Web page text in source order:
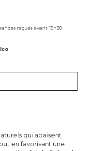
reçues avant 15h30
qui apaisent
en favorisant une